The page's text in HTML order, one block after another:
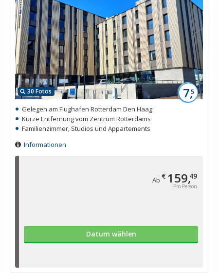
Ab € 159,49
Pro Person
Datum wählen
30 Fotos 7,5
Gelegen am Flughafen Rotterdam Den Haag
Kurze Entfernung vom Zentrum Rotterdams
Familienzimmer, Studios und Appartements
Informationen